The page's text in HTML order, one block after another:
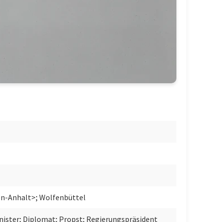
Anhalt>; Wolfenbüttel
Diplomat; Propst; Regierungspräsident